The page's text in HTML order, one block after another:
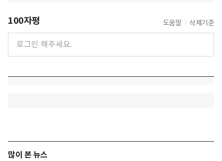
100자평 도움말 삭제기준
많이 본 뉴스